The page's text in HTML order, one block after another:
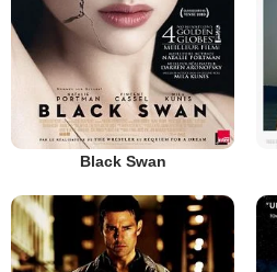
Black Swan